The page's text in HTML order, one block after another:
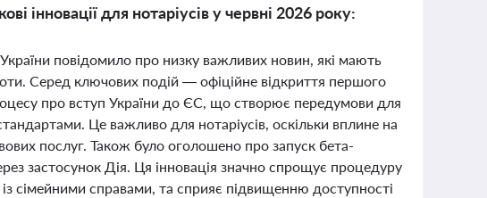
інновації для нотаріусів у червні 2026 року:
повідомило про низку важливих новин, які мають
Серед ключових подій — офіційне відкриття першого
про вступ України до ЄС, що створює передумови для
Це важливо для нотаріусів, оскільки вплине на
послуг. Також було оголошено про запуск бета-
застосунок Дія. Ця інновація значно спрощує процедуру
сімейними справами, та сприяє підвищенню доступності